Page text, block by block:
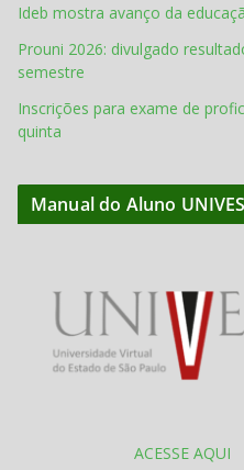
Ideb mostra avanço da
Prouni 2026: divulgado
semestre
Inscrições para exame de
quinta
Manual do Aluno
ACESSE AQUI